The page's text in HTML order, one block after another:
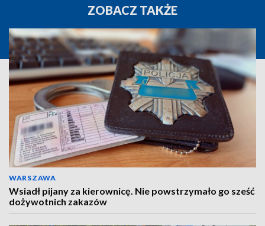
ZOBACZ TAKŻE
WARSZAWA
Wsiadł pijany za kierownicę. Nie powstrzymało go sześć
dożywotnich zakazów